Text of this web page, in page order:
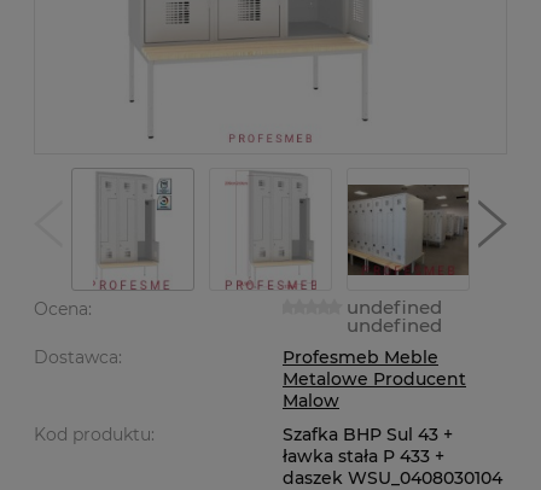
Ocena: undefined
undefined
Dostawca:
Profesmeb Meble
Metalowe Producent
Malow
Kod produktu:
Szafka BHP Sul 43 +
ławka stała P 433 +
daszek WSU_0408030104